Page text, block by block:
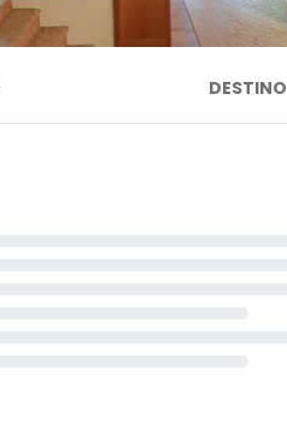
DESTINO